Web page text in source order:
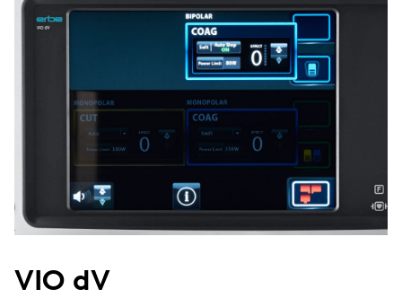
VIO dV